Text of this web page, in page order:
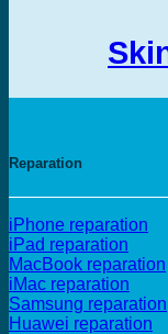
Reparation
iPhone reparation
iPad reparation
MacBook reparation
iMac reparation
Samsung reparation
Huawei reparation